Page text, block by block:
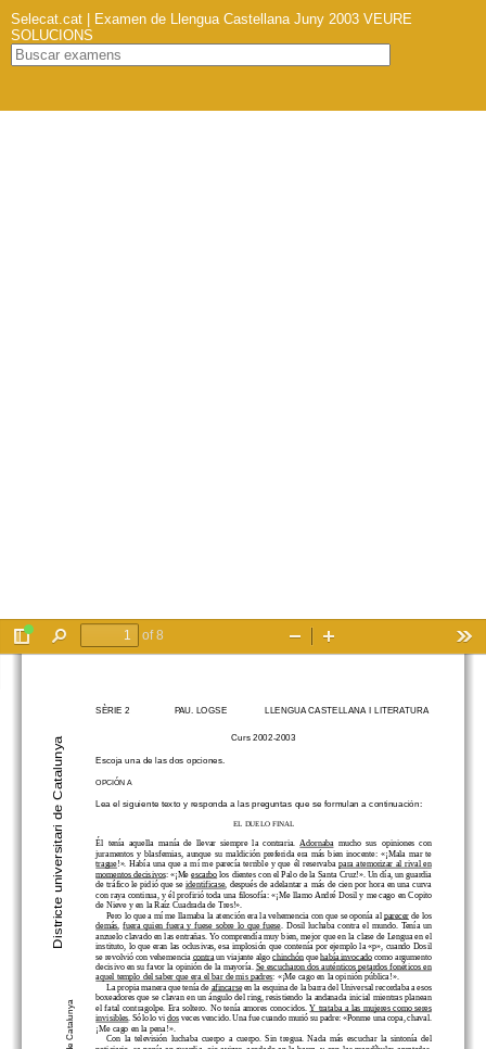
Selecat.cat | Examen de Llengua Castellana Juny 2003 VEURE
SOLUCIONS